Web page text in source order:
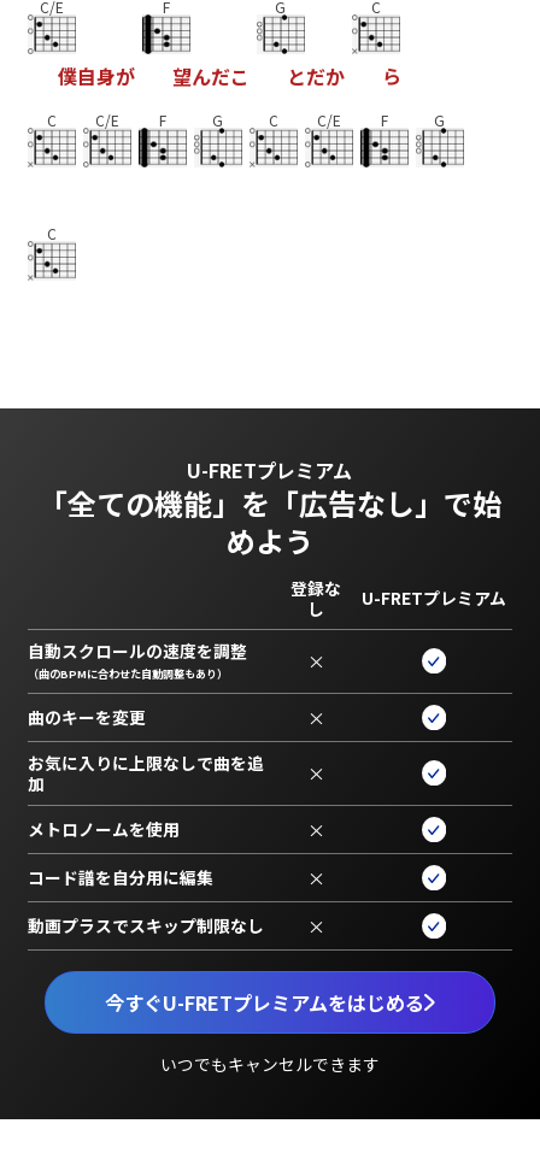
C/E
僕自身が
F
望んだこ
G
とだか
C
ら
C C/E F G C C/E F G
C
U-FRETプレミアム
「全ての機能」を 「広告なし」で始
めよう
今すぐU-FRETプレミアムをはじめる
いつでもキャンセルできます
登録な
し
U-FRETプレミアム
自動スクロールの速度を調整
（曲のBPMに合わせた自動調整もあり） ×
曲のキーを変更 ×
お気に入りに上限なしで曲を追
加
×
メトロノームを使用 ×
コード譜を自分用に編集 ×
動画プラスでスキップ制限なし ×